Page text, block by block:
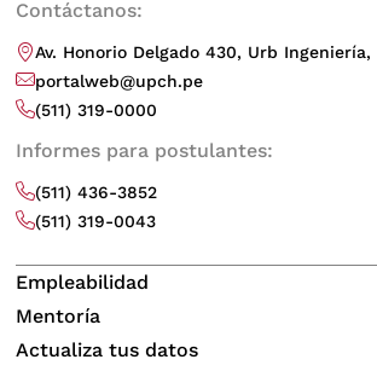
Contáctanos:
Av. Honorio Delgado 430, Urb
portalweb@upch.pe
(511) 319-0000
Informes para postulantes:
(511) 436-3852
(511) 319-0043
Empleabilidad
Mentoría
Actualiza tus datos